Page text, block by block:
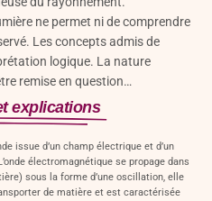
ne permet ni de comprendre
Les concepts admis de
logique. La nature
remise en question…
explications
issue d’un champ électrique et d’un
électromagnétique se propage dans
sous la forme d’une oscillation, elle
de matière et est caractérisée